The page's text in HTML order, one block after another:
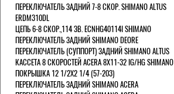
ПЕРЕКЛЮЧАТЕЛЬ ЗАДНИЙ 7-8 СКОР. SHIMANO ALTUS
ERDM310DL
ЦЕПЬ 6-8 СКОР.,114 ЗВ. ECNHG40114I SHIMANO
ПЕРЕКЛЮЧАТЕЛЬ ЗАДНИЙ SHIMANO DEORE
ПЕРЕКЛЮЧАТЕЛЬ (СУППОРТ) ЗАДНИЙ SHIMANO ALTUS
КАССЕТА 8 СКОРОСТЕЙ ACERA 8Х11-32 IG/HG SHIMANO
ПОКРЫШКА 12 1/2X2 1/4 (57-203)
ПЕРЕКЛЮЧАТЕЛЬ ЗАДНИЙ SHIMANO ACERA